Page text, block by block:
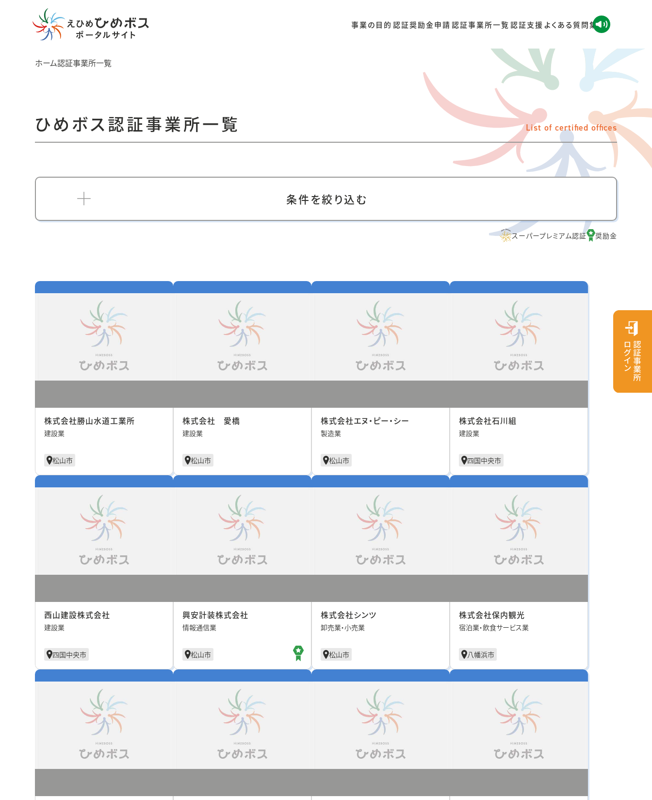
事業の目的 認証奨励金申請認証事業所一覧認証支援よくある質問集
ホーム認証事業所一覧
ひめボス認証事業所一覧 List of certified offices
条件を絞り込む
スーパープレミアム認証 奨励金
株式会社勝山水道工業所
建設業
松山市
株式会社 愛橋
建設業
松山市
株式会社エヌ・ピー・シー
製造業
松山市
株式会社石川組
建設業
四国中央市
西山建設株式会社
建設業
四国中央市
興安計装株式会社
情報通信業
松山市
株式会社シンツ
卸売業・小売業
松山市
株式会社保内観光
宿泊業・飲食サービス業
八幡浜市